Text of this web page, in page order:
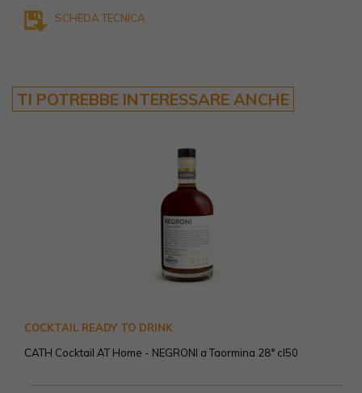
SCHEDA TECNICA
TI POTREBBE INTERESSARE ANCHE
COCKTAIL READY TO DRINK
CATH Cocktail AT Home - NEGRONI a Taormina 28° cl50